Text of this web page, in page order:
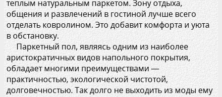
теплым натуральным паркетом. Зону отдыха,
общения и развлечений в гостиной лучше всего
отделать ковролином. Это добавит комфорта и уюта
в обстановку.
Паркетный пол, являясь одним из наиболее
аристократичных видов напольного покрытия,
обладает многими преимуществами —
практичностью, экологической чистотой,
долговечностью. Так долго не выходить из моды ему